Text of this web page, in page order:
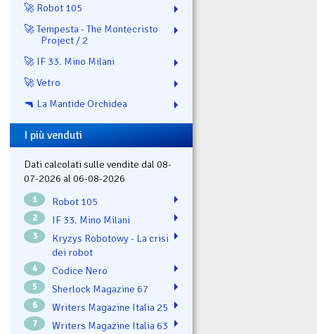
🚀 Robot 105
🚀 Tempesta - The Montecristo
Project / 2
🚀 IF 33. Mino Milani
🚀 Vetro
🔫 La Mantide Orchidea
I più venduti
Dati calcolati sulle vendite dal 08-
07-2026 al 06-08-2026
1 Robot 105
2 IF 33. Mino Milani
3
Kryzys Robotowy - La crisi
dei robot
4 Codice Nero
5 Sherlock Magazine 67
6 Writers Magazine Italia 25
7 Writers Magazine Italia 63